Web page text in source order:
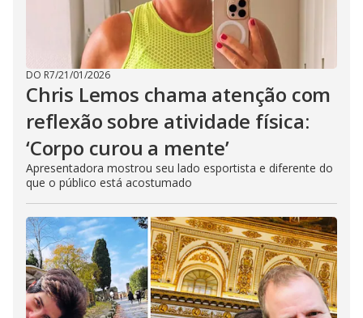
DO R7/21/01/2026
Chris Lemos chama atenção com
reflexão sobre atividade física:
‘Corpo curou a mente’
Apresentadora mostrou seu lado esportista e diferente do
que o público está acostumado